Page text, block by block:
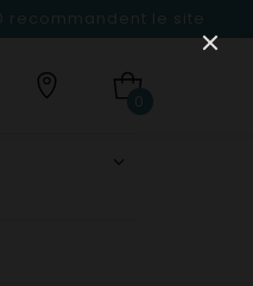
recommandent le site
0